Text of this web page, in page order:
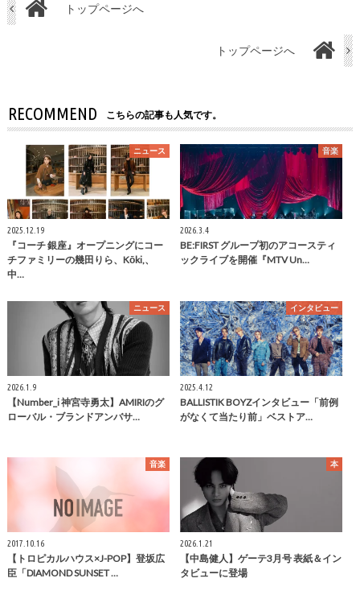
トップページへ
トップページへ
RECOMMEND こちらの記事も人気です。
ニュース
2025.12.19
『コーチ 銀座』オープニングにコー
チファミリーの幾田りら、Kōki,、
中…
音楽
2026.3.4
BE:FIRST グループ初のアコースティ
ックライブを開催『MTV Un…
ニュース
2026.1.9
【Number_i 神宮寺勇太】AMIRIのグ
ローバル・ブランドアンバサ…
インタビュー
2025.4.12
BALLISTIK BOYZインタビュー「前例
がなくて当たり前」ベストア…
音楽
2017.10.16
【トロピカルハウス×J-POP】登坂広
臣「DIAMOND SUNSET …
本
2026.1.21
【中島健人】ゲーテ3月号 表紙＆イン
タビューに登場